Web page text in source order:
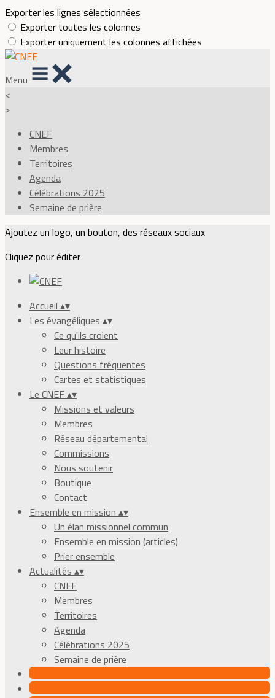
Exporter les lignes sélectionnées
Exporter toutes les colonnes
Exporter uniquement les colonnes affichées
Menu
<
>
CNEF
Membres
Territoires
Agenda
Célébrations 2025
Semaine de prière
Ajoutez un logo, un bouton, des réseaux sociaux
Cliquez pour éditer
Accueil ▴▾
Les évangéliques ▴▾
Ce qu'ils croient
Leur histoire
Questions fréquentes
Cartes et statistiques
Le CNEF▴▾
Missions et valeurs
Membres
Réseau départemental
Commissions
Nous soutenir
Boutique
Contact
Ensemble en mission ▴▾
Un élan missionnel commun
Ensemble en mission (articles)
Prier ensemble
Actualités ▴▾
CNEF
Membres
Territoires
Agenda
Célébrations 2025
Semaine de prière